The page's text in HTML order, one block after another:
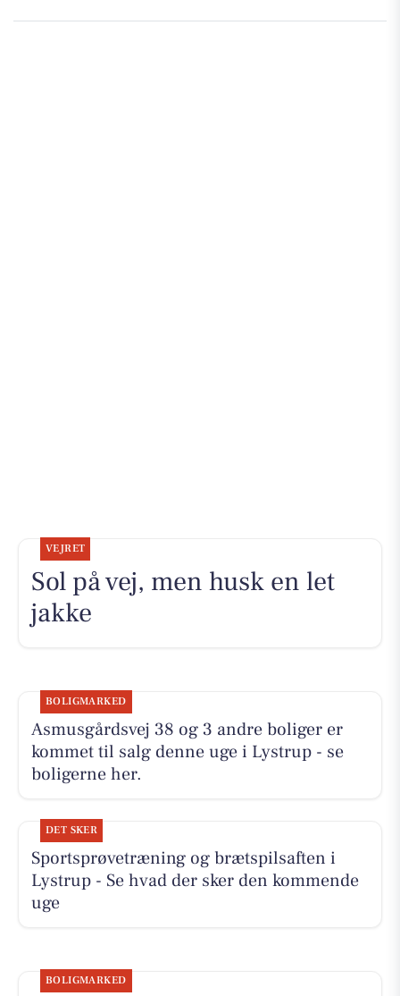
VEJRET
Sol på vej, men husk en let
jakke
BOLIGMARKED
Asmusgårdsvej 38 og 3 andre boliger er
kommet til salg denne uge i Lystrup - se
boligerne her.
DET SKER
Sportsprøvetræning og brætspilsaften i
Lystrup - Se hvad der sker den kommende
uge
BOLIGMARKED